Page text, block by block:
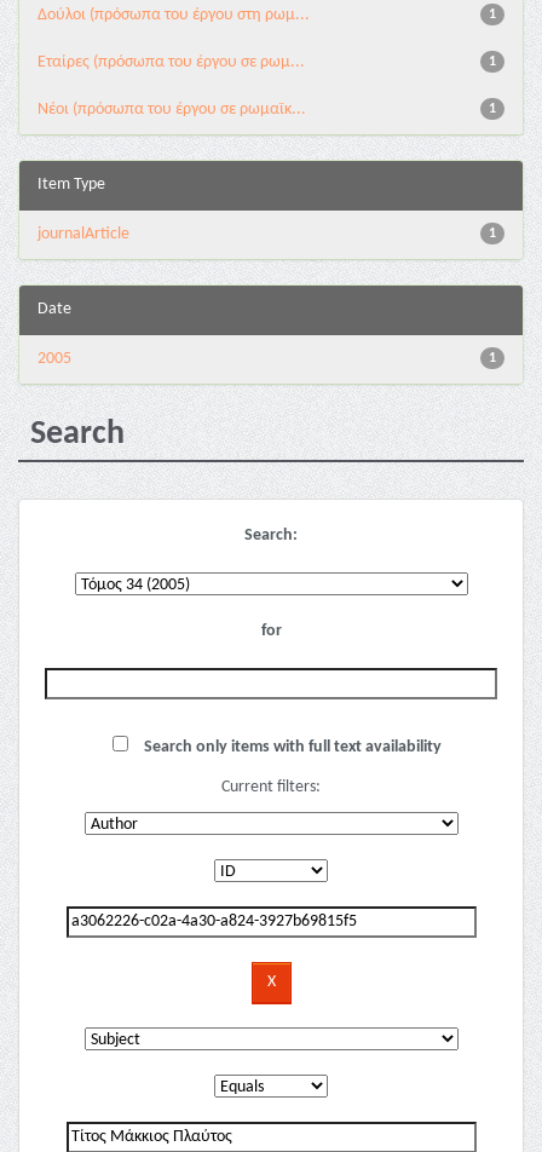
1
Δούλοι (πρόσωπα του έργου στη ρωμ...
1
Εταίρες (πρόσωπα του έργου σε ρωμ...
1
Νέοι (πρόσωπα του έργου σε ρωμαϊκ...
Item Type
1
journalArticle
Date
1
2005
Search
Search:
for
Search only items with full text availability
Current filters: